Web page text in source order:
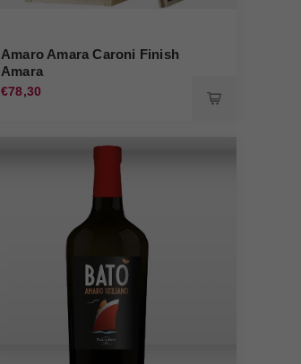
Amaro Amara Caroni Finish
Amara
€78,30